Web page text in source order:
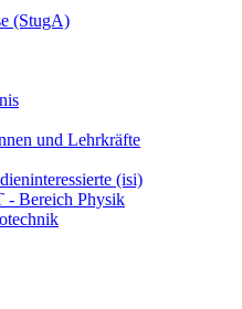
(StugA)
und Lehrkräfte
(isi)
- Bereich Physik